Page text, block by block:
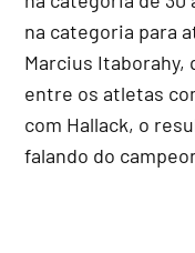
na categoria para
Marcius
entre os atletas
com Hallack, o
falando do